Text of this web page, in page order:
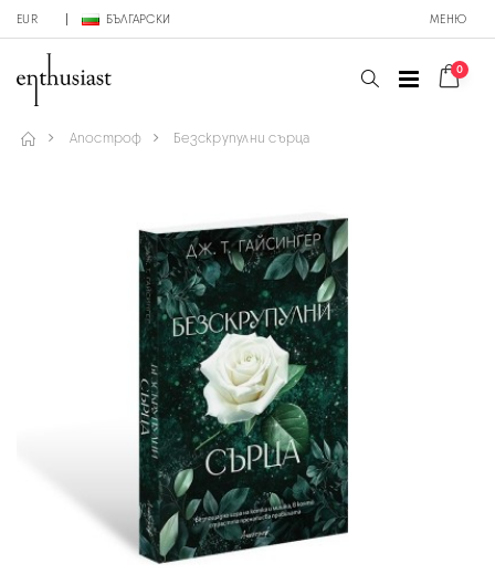
EUR БЪЛГАРСКИ МЕНЮ
0
Апостроф Безскрупулни сърца